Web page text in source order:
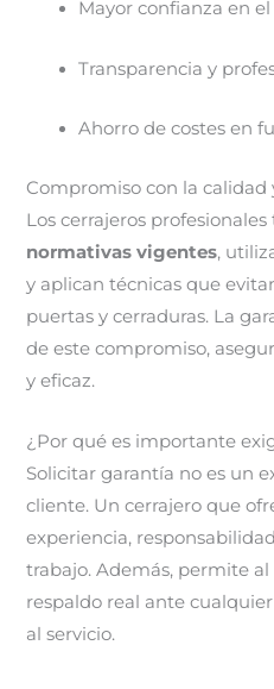
Mayor confianza en
Transparencia y
Ahorro de costes en
Compromiso con la calidad
Los cerrajeros
normativas vigentes,
y aplican técnicas que
puertas y cerraduras. La
de este compromiso,
y eficaz.
¿Por qué es importante
Solicitar garantía no es un
cliente. Un cerrajero que
experiencia,
trabajo. Además, permite
respaldo real ante
al servicio.